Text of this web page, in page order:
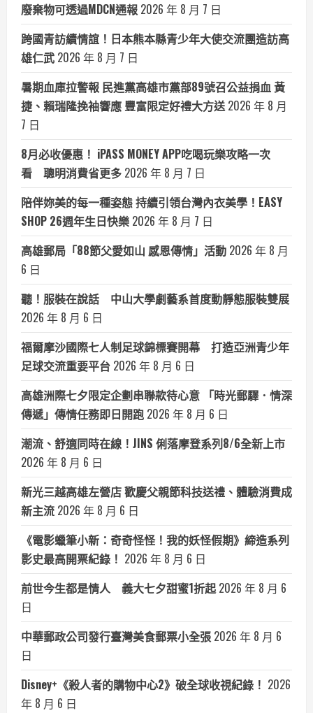
廢棄物可透過MDCN通報 2026 年 8 月 7 日
跨國青訪續情誼！日本熊本縣青少年大使交流團造訪高
雄仁武 2026 年 8 月 7 日
暑期血庫拉警報 民進黨高雄市黨部89號召公益捐血 黃
捷、賴瑞隆挽袖響應 豐富限定好禮大方送 2026 年 8 月
7 日
8月必收優惠！ iPASS MONEY APP吃喝玩樂攻略一次
看 聰明消費省更多 2026 年 8 月 7 日
陪伴妳美的每一種姿態 持續引領台灣內衣美學！EASY
SHOP 26週年生日快樂 2026 年 8 月 7 日
高雄郵局「88節父愛如山 感恩傳情」活動 2026 年 8 月
6 日
聽！服裝在說話 中山大學劇藝系首度動靜態服裝雙展
2026 年 8 月 6 日
福爾摩沙國際七人制足球錦標賽開幕 打造亞洲青少年
足球交流重要平台 2026 年 8 月 6 日
高雄洲際七夕限定企劃串聯款待心意 「時光郵驛．情深
傳遞」傳情任務即日開跑 2026 年 8 月 6 日
潮流、舒適同時在線！JINS 俐落摩登系列8/6全新上市
2026 年 8 月 6 日
新光三越高雄左營店 歡慶父親節科技送禮、體驗消費成
新主流 2026 年 8 月 6 日
《電影蠟筆小新：奇奇怪怪！我的妖怪假期》締造系列
影史最高開票紀錄！ 2026 年 8 月 6 日
前世今生都是情人 義大七夕甜蜜1折起 2026 年 8 月 6
日
中華郵政公司發行臺灣美食郵票小全張 2026 年 8 月 6
日
Disney+《殺人者的購物中心2》破全球收視紀錄！ 2026
年 8 月 6 日